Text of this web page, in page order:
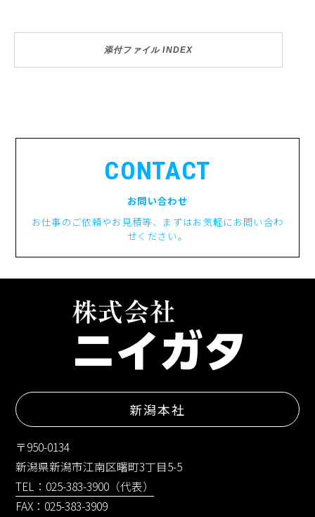
添付ファイル INDEX
CONTACT
お問い合わせ
お仕事のご依頼やお見積等、まずはお気軽にお問い合わ
せください。
新潟本社
〒950-0134
新潟県新潟市江南区曙町3丁目5-5
TEL：025-383-3900（代表）
FAX：025-383-3909